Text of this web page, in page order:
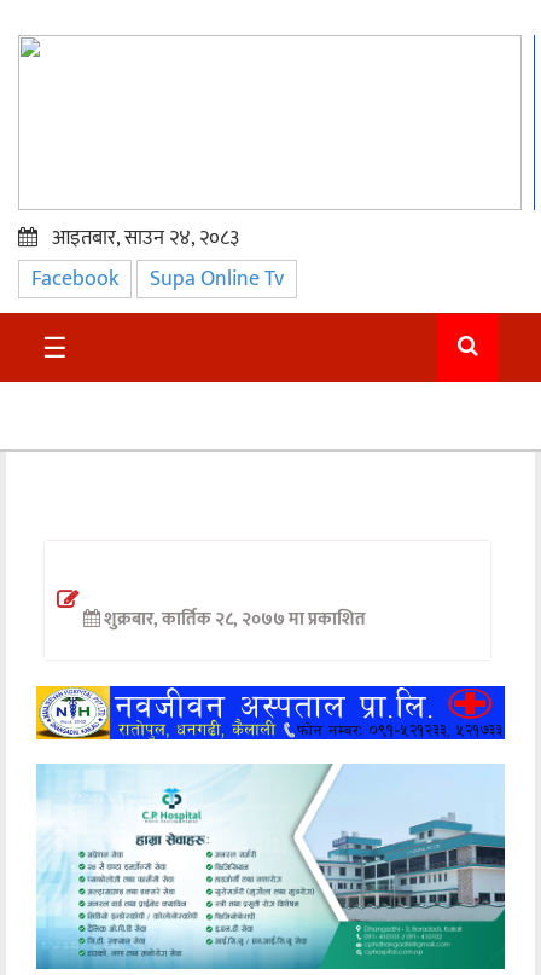
प्रमुख
समाचार
सुदुर
अन्तर्वार्ता
खेलकुद
मनोरञ्जन
अन्य
आइतबार, साउन २४, २०८३
Facebook Supa Online Tv
☰
शुक्रबार, कार्तिक २८, २०७७ मा प्रकाशित